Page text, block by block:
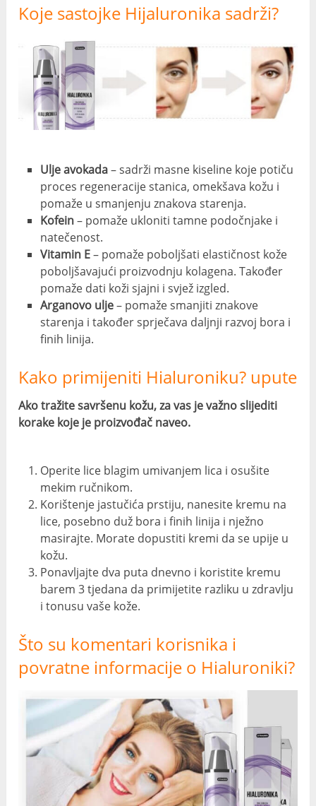
Koje sastojke Hijaluronika sadrži?
Ulje avokada– sadrži masne kiseline koje potiču
proces regeneracije stanica, omekšava kožu i
pomaže u smanjenju znakova starenja.
Kofein– pomaže ukloniti tamne podočnjake i
natečenost.
Vitamin E– pomaže poboljšati elastičnost kože
poboljšavajući proizvodnju kolagena. Također
pomaže dati koži sjajni i svjež izgled.
Arganovo ulje– pomaže smanjiti znakove
starenja i također sprječava daljnji razvoj bora i
finih linija.
Kako primijeniti Hialuroniku? upute
Ako tražite savršenu kožu, za vas je važno slijediti
korake koje je proizvođač naveo.
Operite lice blagim umivanjem lica i osušite
mekim ručnikom.
Korištenje jastučića prstiju, nanesite kremu na
lice, posebno duž bora i finih linija i nježno
masirajte. Morate dopustiti kremi da se upije u
kožu.
Ponavljajte dva puta dnevno i koristite kremu
barem 3 tjedana da primijetite razliku u zdravlju
i tonusu vaše kože.
Što su komentari korisnika i
povratne informacije o Hialuroniki?